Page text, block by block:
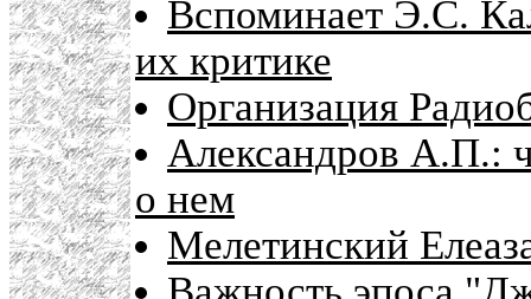
Вспоминает Э.С.
их критике
Организация
Александров А.П.:
о нем
Мелетинский